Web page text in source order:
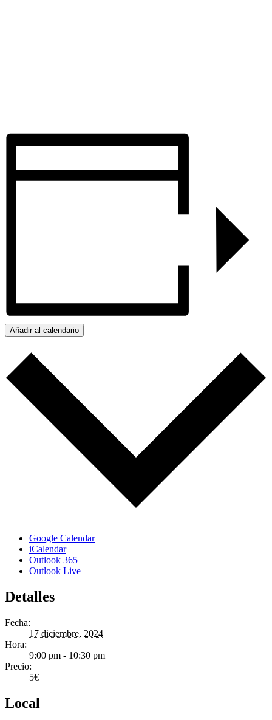
Añadir al calendario
Google Calendar
iCalendar
Outlook 365
Outlook Live
Detalles
Fecha:
17 diciembre, 2024
Hora:
9:00 pm - 10:30 pm
Precio:
5€
Local